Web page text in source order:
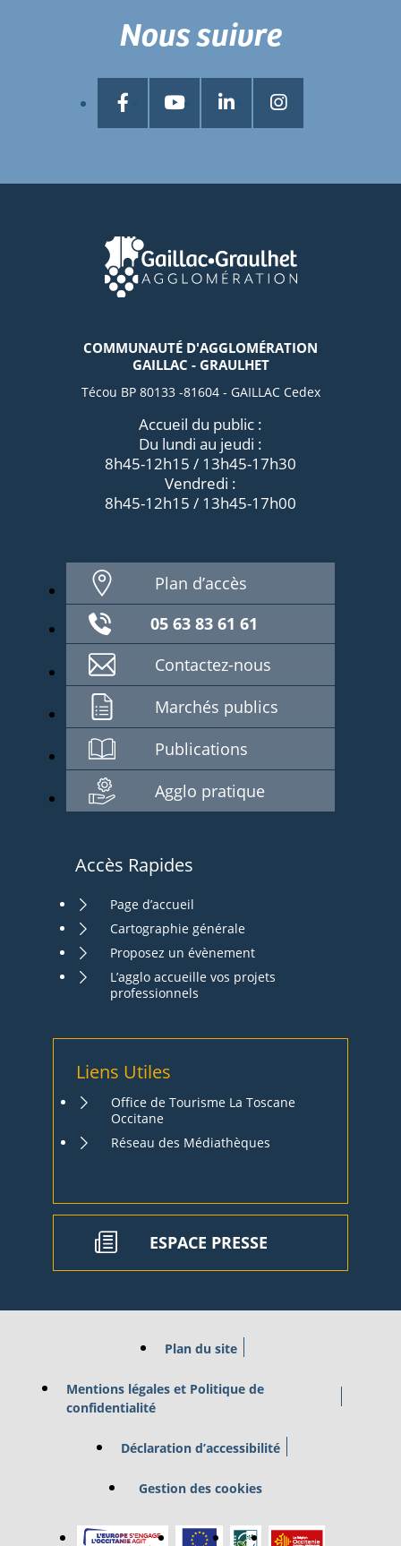
COMMUNAUTÉ D'AGGLOMÉRATION
GAILLAC - GRAULHET
Técou BP 80133 -81604 - GAILLAC Cedex
Accueil du public :
Du lundi au jeudi :
8h45-12h15 / 13h45-17h30
Vendredi :
8h45-12h15 / 13h45-17h00
Plan d’accès
05 63 83 61 61
Contactez-nous
Marchés publics
Publications
Agglo pratique
Accès Rapides
Page d’accueil
Cartographie générale
Proposez un évènement
L’agglo accueille vos projets
professionnels
Liens Utiles
Office de Tourisme La Toscane
Occitane
Réseau des Médiathèques
ESPACE PRESSE
Nous suivre
Plan du site
Mentions légales et Politique de
confidentialité
Déclaration d’accessibilité
Gestion des cookies